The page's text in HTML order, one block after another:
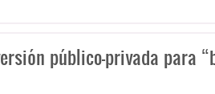
público-privada para